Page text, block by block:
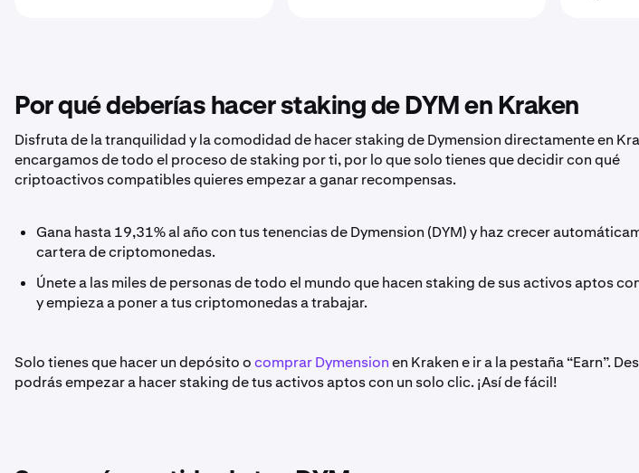
Por qué deberías hacer staking de DYM en Kraken
Disfruta de la tranquilidad y la comodidad de hacer staking de Dymension directamente en
encargamos de todo el proceso de staking por ti, por lo que solo tienes que decidir con qué
criptoactivos compatibles quieres empezar a ganar recompensas.
Gana hasta 19,31% al año con tus tenencias de Dymension (DYM) y haz crecer
cartera de criptomonedas.
Únete a las miles de personas de todo el mundo que hacen staking de sus activos aptos
y empieza a poner a tus criptomonedas a trabajar.
Solo tienes que hacer un depósito ocomprar Dymensionen Kraken e ir a la pestaña “Earn”.
podrás empezar a hacer staking de tus activos aptos con un solo clic. ¡Así de fácil!